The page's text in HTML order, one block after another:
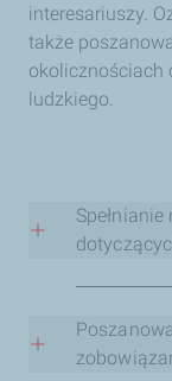
interesariuszy.
także
okolicznościach
ludzkiego.
Aby zapewnić
wszystkich
każdego z